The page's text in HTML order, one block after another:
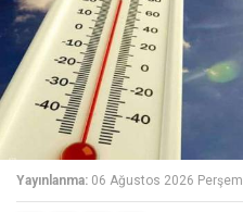
Yayınlanma: 06 Ağustos 2026